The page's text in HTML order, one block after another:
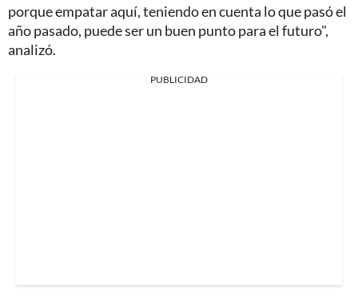
porque empatar aquí, teniendo en cuenta lo que pasó el
año pasado, puede ser un buen punto para el futuro",
analizó.
PUBLICIDAD